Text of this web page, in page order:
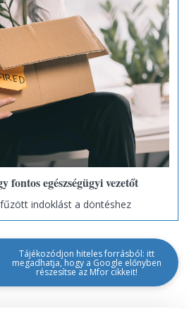
egészségügyi vezetőt
indoklást a döntéshez
Tájékozódjon hiteles forrásból: itt
megadhatja, hogy a Google előnyben
részesítse az Mfor cikkeit!